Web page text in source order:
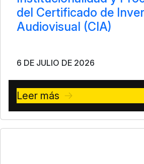
del Certificado de
Audiovisual (CIA)
6 DE JULIO DE 2026
Leer más